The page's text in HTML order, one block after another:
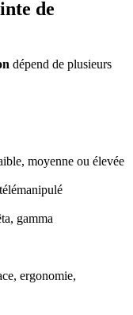
de
dépend de plusieurs
moyenne ou élevée
gamma
ergonomie,